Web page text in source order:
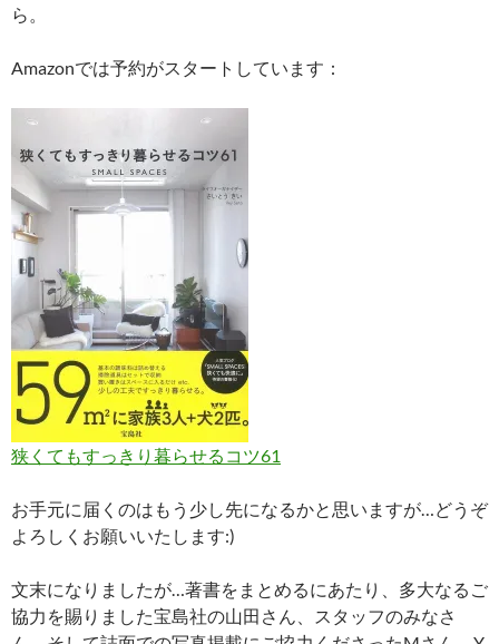
ら。
Amazonでは予約がスタートしています：
狭くてもすっきり暮らせるコツ61
お手元に届くのはもう少し先になるかと思いますが…どうぞ
よろしくお願いいたします:)
文末になりましたが…著書をまとめるにあたり、多大なるご
協力を賜りました宝島社の山田さん、スタッフのみなさ